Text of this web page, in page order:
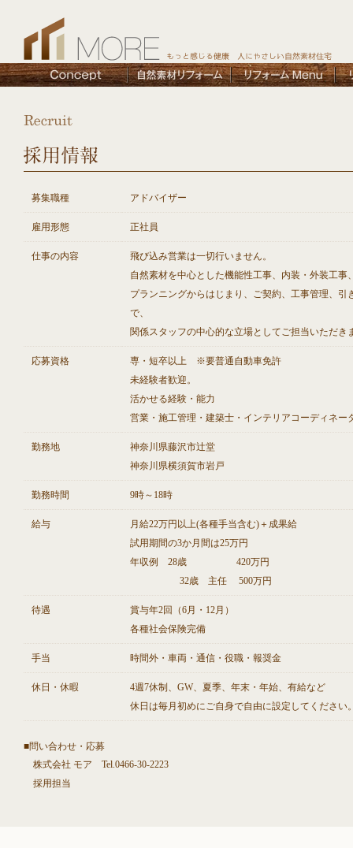
募集職種 アドバイザー
雇用形態 正社員
仕事の内容
飛び込み営業は一切行いません。
自然素材を中心とした機能性工事、内装・外装工事
プランニングからはじまり、ご契約、工事管理、
で、
関係スタッフの中心的な立場としてご担当いただき
応募資格
専・短卒以上 ※要普通自動車免許
未経験者歓迎。
活かせる経験・能力
営業・施工管理・建築士・インテリアコーディネー
勤務地
神奈川県藤沢市辻堂
神奈川県横須賀市岩戸
勤務時間 9時～18時
給与
月給22万円以上(各種手当含む)＋成果給
試用期間の3か月間は25万円
年収例 28歳 420万円
32歳 主任 500万円
待遇
賞与年2回（6月・12月）
各種社会保険完備
手当 時間外・車両・通信・役職・報奨金
休日・休暇
4週7休制、GW、夏季、年末・年始、有給など
休日は毎月初めにご自身で自由に設定してください
■問い合わせ・応募
株式会社 モア Tel.0466-30-2223
採用担当